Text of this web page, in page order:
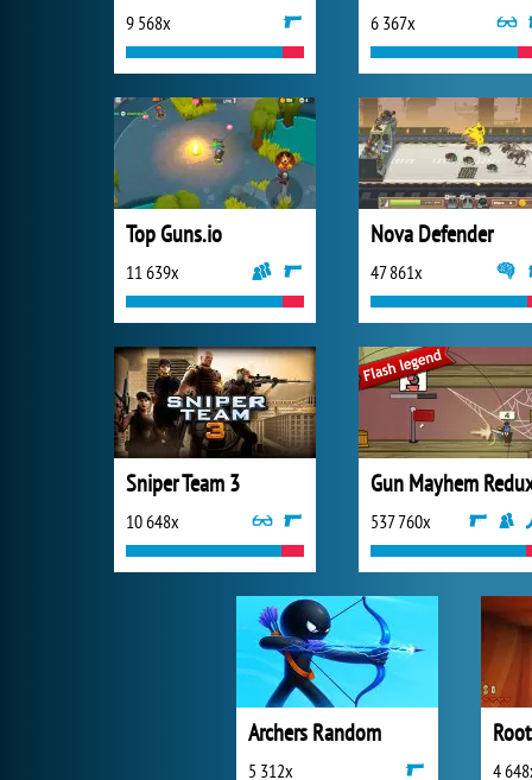
9 568x 6 367x
Top Guns.io
11 639x
Nova Defender
47 861x
Sniper Team 3
10 648x
Gun Mayhem
537 760x
Archers Random
5 312x 4